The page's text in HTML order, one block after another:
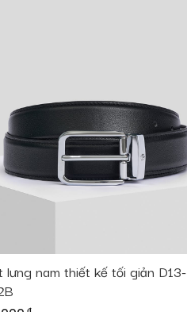
lưng nam thiết kế tối giản D13-
đ